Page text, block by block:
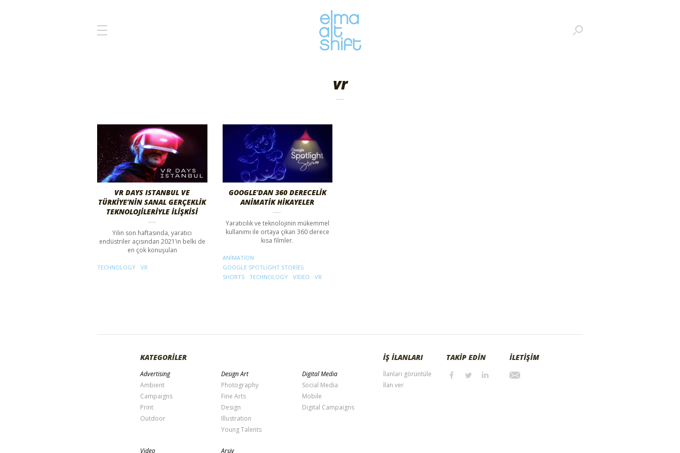
vr
VR DAYS ISTANBUL VE
TÜRKIYE’NIN SANAL GERÇEKLIK
TEKNOLOJILERIYLE İLIŞKISI
Yılın son haftasında, yaratıcı
endüstriler açısından 2021’in belki de
en çok konuşulan
TECHNOLOGY VR
GOOGLE’DAN 360 DERECELİK
ANİMATİK HİKAYELER
Yaratıcılık ve teknolojinin mükemmel
kullanımı ile ortaya çıkan 360 derece
kısa filmler.
ANIMATION
GOOGLE SPOTLIGHT STORIES
SHORTS
TECHNOLOGY VIDEO VR
KATEGORİLER
Advertising
Ambient
Campaigns
Print
Outdoor
Design Art
Photography
Fine Arts
Design
Illustration
Young Talents
Digital Media
Social Media
Mobile
Digital Campaigns
Video Arşiv
İŞ İLANLARI
İlanları görüntüle
İlan ver
TAKİP EDİN İLETİŞİM